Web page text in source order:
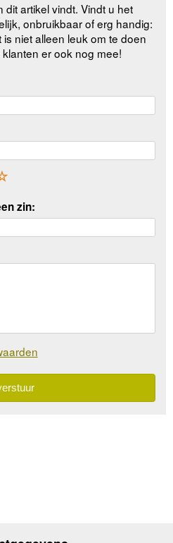
artikel vindt. Vindt u het
onbruikbaar of erg handig:
niet alleen leuk om te doen
er ook nog mee!
zin: